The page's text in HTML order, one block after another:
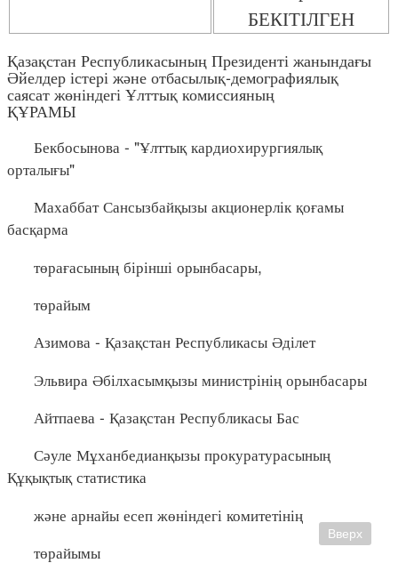
БЕКІТІЛГЕН
Қазақстан Республикасының Президенті жанындағы
Әйелдер істері және отбасылық-демографиялық
саясат жөніндегі Ұлттық комиссияның
ҚҰРАМЫ
Бекбосынова - "Ұлттық кардиохирургиялық
орталығы"
Махаббат Сансызбайқызы акционерлік қоғамы
басқарма
төрағасының бірінші орынбасары,
төрайым
Азимова - Қазақстан Республикасы Әділет
Эльвира Әбілхасымқызы министрінің орынбасары
Айтпаева - Қазақстан Республикасы Бас
Сәуле Мұханбедианқызы прокуратурасының
Құқықтық статистика
және арнайы есеп жөніндегі комитетінің
төрайымы
Вверх